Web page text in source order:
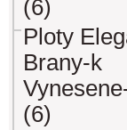
(6)
Ploty
Brany-k
(6)